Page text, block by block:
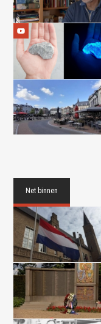
Net binnen